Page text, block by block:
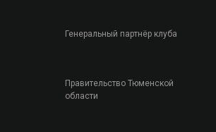
Генеральный партнёр клуба
Правительство Тюменской
области